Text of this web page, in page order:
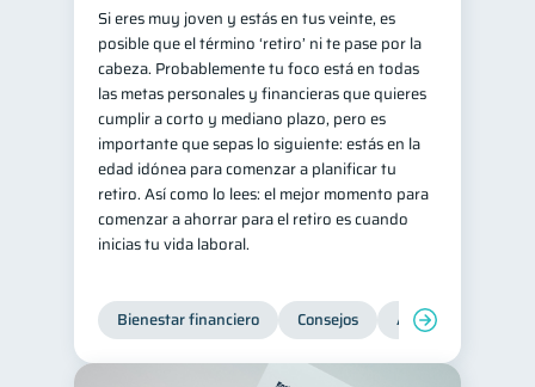
Si eres muy joven y estás en tus veinte, es
posible que el término ‘retiro’ ni te pase por la
cabeza. Probablemente tu foco está en todas
las metas personales y financieras que quieres
cumplir a corto y mediano plazo, pero es
importante que sepas lo siguiente: estás en la
edad idónea para comenzar a planificar tu
retiro. Así como lo lees: el mejor momento para
comenzar a ahorrar para el retiro es cuando
inicias tu vida laboral.
Bienestar financiero Consejos Ahorro